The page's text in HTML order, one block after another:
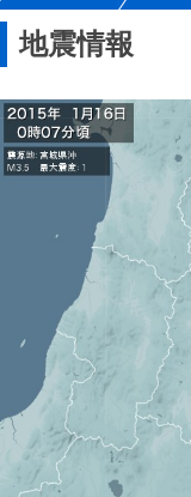
地震情報